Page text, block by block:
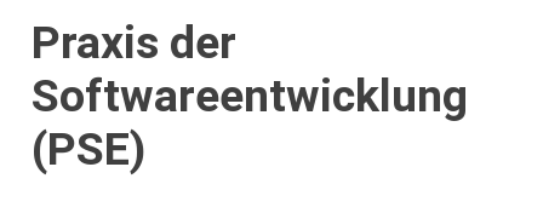
Praxis der
Softwareentwicklung
(PSE)